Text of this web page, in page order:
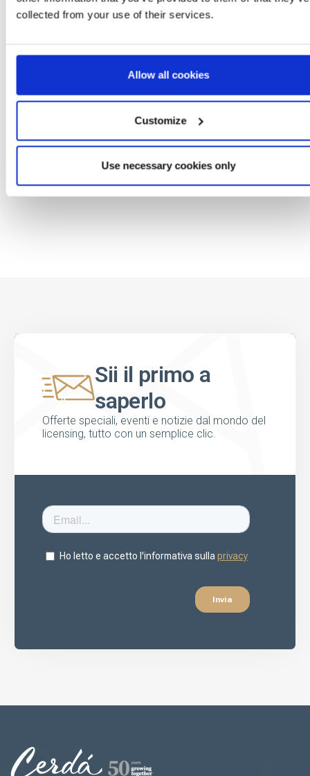
collected from your use of their services.
Allow all cookies
Customize
Use necessary cookies only
Sii il primo a
saperlo
Offerte speciali, eventi e notizie dal mondo del
licensing, tutto con un semplice clic.